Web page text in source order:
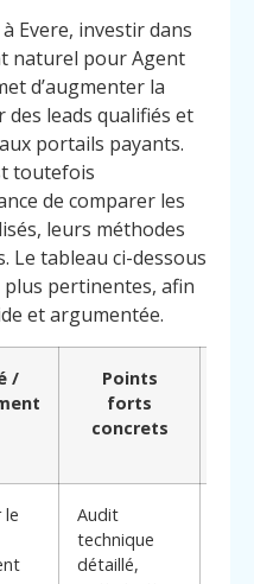
Evere, investir dans
naturel pour Agent
d’augmenter la
leads qualifiés et
portails payants.
toutefois
de comparer les
leurs méthodes
Le tableau ci-dessous
plus pertinentes, afin
et argumentée.
/
Points
forts
concrets
le
Audit
technique
détaillé,